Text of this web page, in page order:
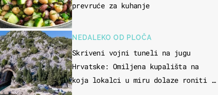
prevruće za kuhanje
NEDALEKO OD PLOČA
Skriveni vojni tuneli na jugu
Hrvatske: Omiljena kupališta na
koja lokalci u miru dolaze roniti i